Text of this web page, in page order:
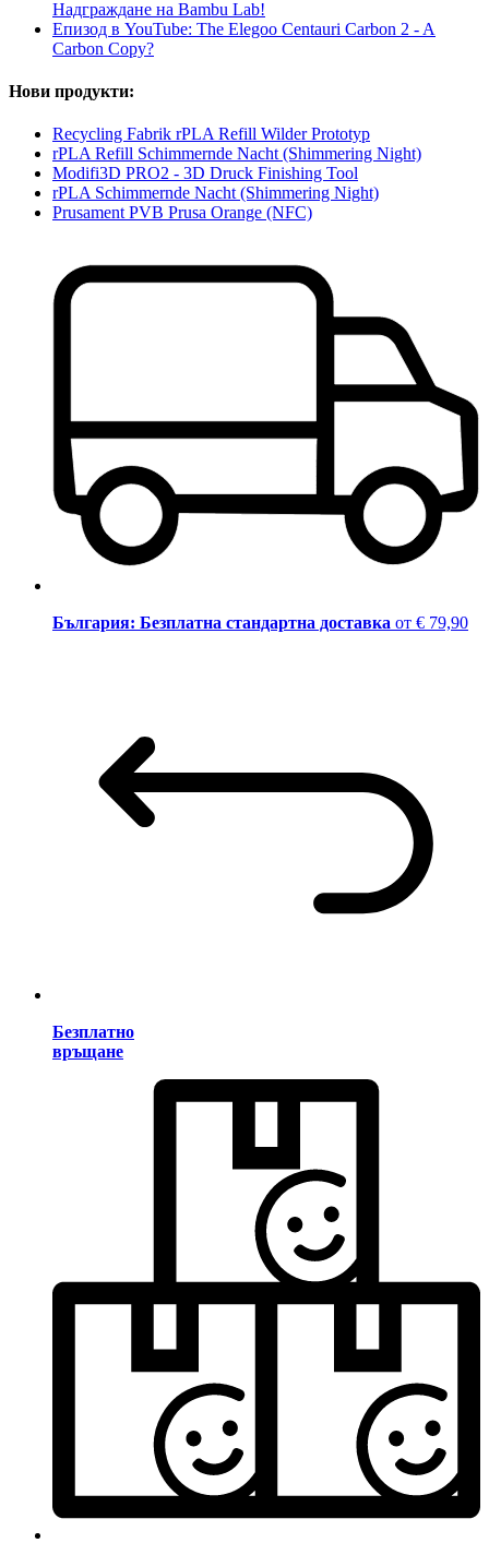
Надграждане на Bambu Lab!
Епизод в YouTube: The Elegoo Centauri Carbon 2 - A
Carbon Copy?
Нови продукти:
Recycling Fabrik rPLA Refill Wilder Prototyp
rPLA Refill Schimmernde Nacht (Shimmering Night)
Modifi3D PRO2 - 3D Druck Finishing Tool
rPLA Schimmernde Nacht (Shimmering Night)
Prusament PVB Prusa Orange (NFC)
България: Безплатна стандартна доставка от € 79,90
Безплатно
връщане